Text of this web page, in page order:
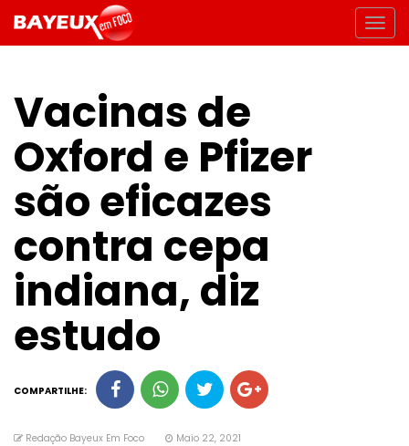
Vacinas de
Oxford e Pfizer
são eficazes
contra cepa
indiana, diz
estudo
COMPARTILHE:
Redação Bayeux Em Foco Maio 22, 2021